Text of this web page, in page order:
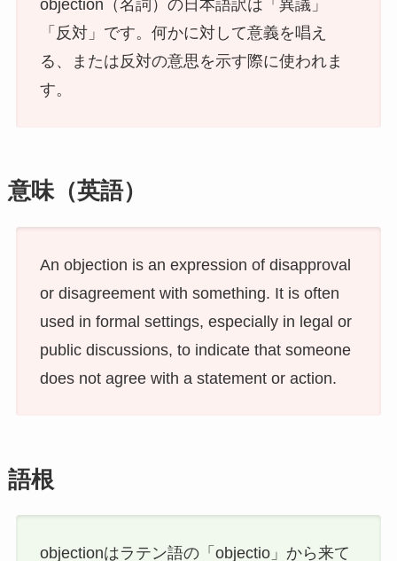
objection（名詞）の日本語訳は「異議」
「反対」です。何かに対して意義を唱え
る、または反対の意思を示す際に使われま
す。
意味（英語）
An objection is an expression of disapproval
or disagreement with something. It is often
used in formal settings, especially in legal or
public discussions, to indicate that someone
does not agree with a statement or action.
語根
objectionはラテン語の「objectio」から来て